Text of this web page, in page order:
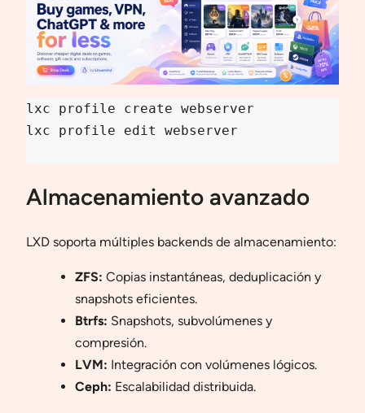
lxc profile create webserver
lxc profile edit webserver
Almacenamiento avanzado
LXD soporta múltiples backends de almacenamiento:
ZFS: Copias instantáneas, deduplicación y
snapshots eficientes.
Btrfs: Snapshots, subvolúmenes y
compresión.
LVM: Integración con volúmenes lógicos.
Ceph: Escalabilidad distribuida.